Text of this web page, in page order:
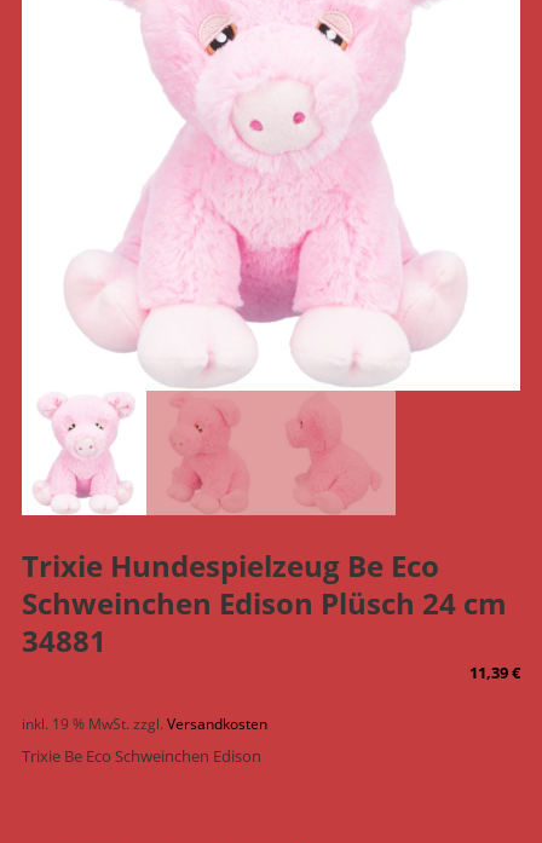
Trixie Hundespielzeug Be Eco
Schweinchen Edison Plüsch 24 cm
34881
11,39€
inkl. 19 % MwSt.zzgl.Versandkosten
Trixie Be Eco Schweinchen Edison